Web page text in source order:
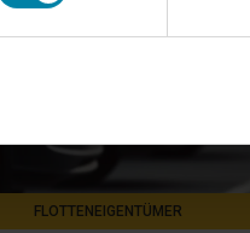
FLOTTENEIGENTÜMER